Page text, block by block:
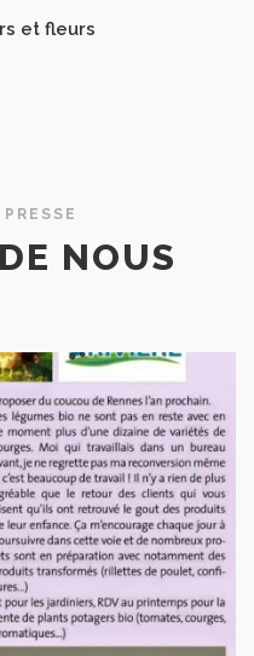
et fleurs
NOUS